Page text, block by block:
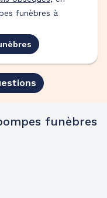
funèbres à
funèbres